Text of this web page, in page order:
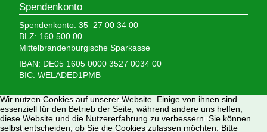
Spendenkonto
Spendenkonto: 35 27 00 34 00
BLZ: 160 500 00
Mittelbrandenburgische Sparkasse
IBAN: DE05 1605 0000 3527 0034 00
BIC: WELADED1PMB
Wir brauchen Ihre Hilfe,
denn wir erhalten keinerlei staatliche Hilfe, sondern
finanzieren das Tierheim aus Spenden und Erbschaften.
Wir nutzen Cookies auf unserer Website. Einige von ihnen sind
essenziell für den Betrieb der Seite, während andere uns helfen,
diese Website und die Nutzererfahrung zu verbessern. Sie können
selbst entscheiden, ob Sie die Cookies zulassen möchten. Bitte